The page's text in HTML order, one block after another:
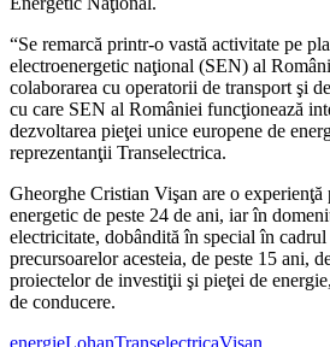
“Se remarcă printr-o vastă activitate pe
electroenergetic naţional (SEN) al
colaborarea cu operatorii de transport şi
cu care SEN al României funcţionează
dezvoltarea pieţei unice europene de
reprezentanţii Transelectrica.
Gheorghe Cristian Vişan are o experienţă
energetic de peste 24 de ani, iar în
electricitate, dobândită în special în cadrul
precursoarelor acesteia, de peste 15 ani,
proiectelor de investiţii şi pieţei de
de conducere.
energieLohanTranselectricaVisan